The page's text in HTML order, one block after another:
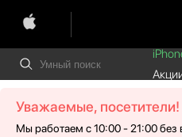
Уважаемые, посетители!
Мы работаем с 10:00 - 21:00 без